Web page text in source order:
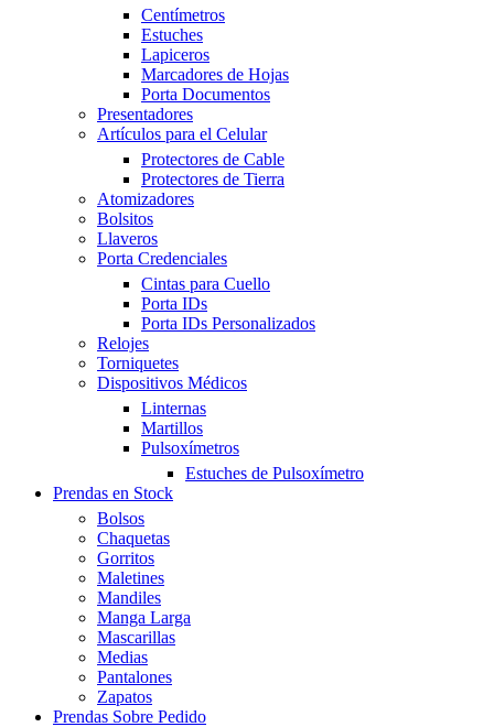
Centímetros
Estuches
Lapiceros
Marcadores de Hojas
Porta Documentos
Presentadores
Artículos para el Celular
Protectores de Cable
Protectores de Tierra
Atomizadores
Bolsitos
Llaveros
Porta Credenciales
Cintas para Cuello
Porta IDs
Porta IDs Personalizados
Relojes
Torniquetes
Dispositivos Médicos
Linternas
Martillos
Pulsoxímetros
Estuches de Pulsoxímetro
Prendas en Stock
Bolsos
Chaquetas
Gorritos
Maletines
Mandiles
Manga Larga
Mascarillas
Medias
Pantalones
Zapatos
Prendas Sobre Pedido